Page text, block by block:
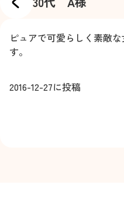
ピュアで可愛らしく素敵
す。
2016-12-27に投稿